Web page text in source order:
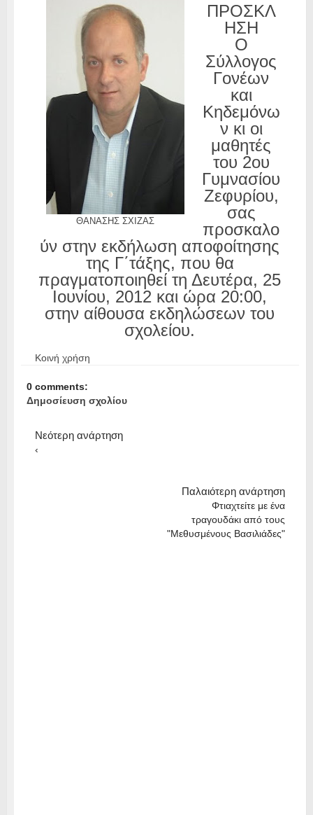
ΘΑΝΑΣΗΣ ΣΧΙΖΑΣ
ΠΡΟΣΚΛ
ΗΣΗ
Ο
Σύλλογος
Γονέων
και
Κηδεμόνω
ν κι οι
μαθητές
του 2ου
Γυμνασίου
Ζεφυρίου,
σας
προσκαλο
ύν στην εκδήλωση αποφοίτησης
της Γ΄τάξης, που θα
πραγματοποιηθεί τη Δευτέρα, 25
Ιουνίου, 2012 και ώρα 20:00,
στην αίθουσα εκδηλώσεων του
σχολείου.
Κοινή χρήση
0 comments:
Δημοσίευση σχολίου
Νεότερη ανάρτηση
‹
Παλαιότερη ανάρτηση
Φτιαχτείτε με ένα
τραγουδάκι από τους
"Μεθυσμένους Βασιλιάδες"